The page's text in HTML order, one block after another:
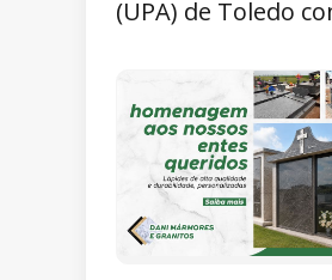
(UPA) de Toledo